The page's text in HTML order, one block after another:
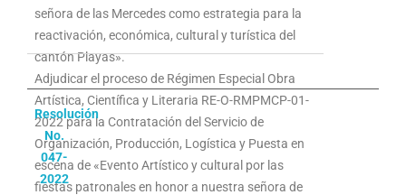
señora de las Mercedes como estrategia para la
reactivación, económica, cultural y turística del
cantón Playas».
Adjudicar el proceso de Régimen Especial Obra
Artística, Científica y Literaria RE-O-RMPMCP-01-
2022 para la Contratación del Servicio de
Organización, Producción, Logística y Puesta en
escena de «Evento Artístico y cultural por las
fiestas patronales en honor a nuestra señora de
Resolución
No.
047-
2022